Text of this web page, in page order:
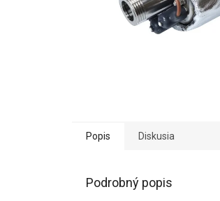
Popis Diskusia
Podrobný popis